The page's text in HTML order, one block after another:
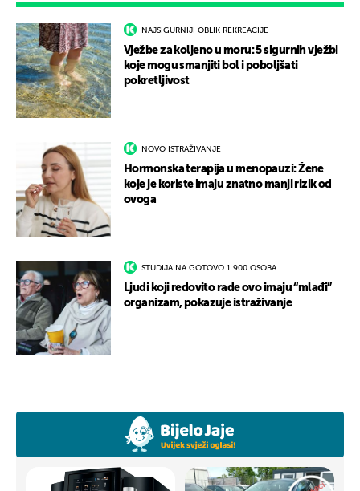
NAJSIGURNIJI OBLIK REKREACIJE
Vježbe za koljeno u moru: 5 sigurnih vježbi
koje mogu smanjiti bol i poboljšati
pokretljivost
NOVO ISTRAŽIVANJE
Hormonska terapija u menopauzi: Žene
koje je koriste imaju znatno manji rizik od
ovoga
STUDIJA NA GOTOVO 1.900 OSOBA
Ljudi koji redovito rade ovo imaju “mlađi”
organizam, pokazuje istraživanje